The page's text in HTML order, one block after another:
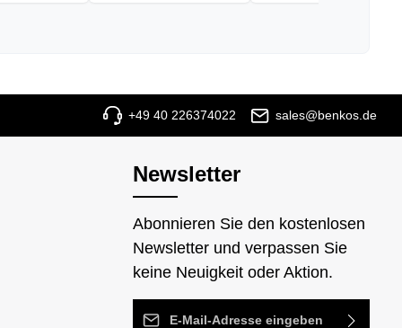
+49 40 226374022 sales@benkos.de
Newsletter
Abonnieren Sie den kostenlosen
Newsletter und verpassen Sie
keine Neuigkeit oder Aktion.
E-Mail-Adresse*